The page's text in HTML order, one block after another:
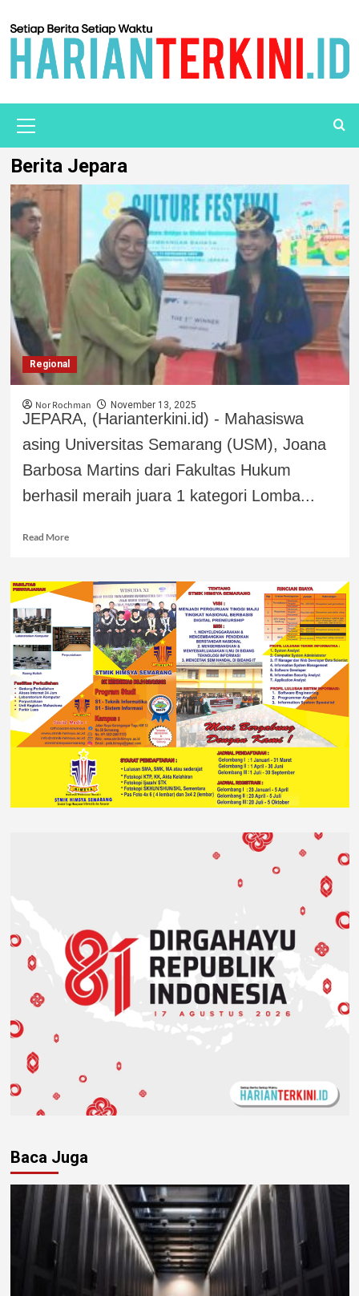
Berita Jepara
Regional
Nor Rochman November 13, 2025
JEPARA, (Harianterkini.id) - Mahasiswa
asing Universitas Semarang (USM), Joana
Barbosa Martins dari Fakultas Hukum
berhasil meraih juara 1 kategori Lomba...
Read More
Baca Juga